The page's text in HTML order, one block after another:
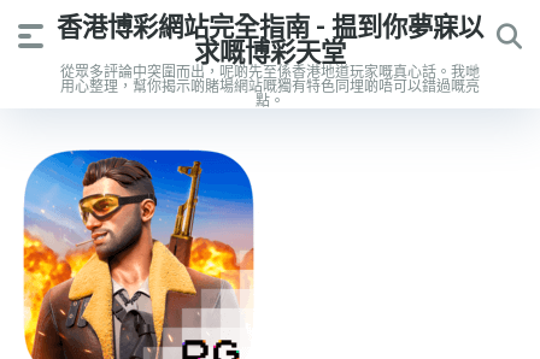
香港博彩網站完全指南 - 揾到你夢寐以
求嘅博彩天堂
從眾多評論中突圍而出，呢啲先至係香港地道玩家嘅真心話。我哋
用心整理，幫你揭示啲賭場網站嘅獨有特色同埋啲唔可以錯過嘅亮
點。